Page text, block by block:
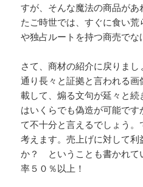
すが、そんな魔法の商品が
たご時世では、すぐに食い
や独占ルートを持つ商売でな
さて、商材の紹介に戻りま
通り長々と証拠と言われる
載して、煽る文句が延々と
はいくらでも偽造が可能で
て不十分と言えるでしょう
考えます。売上げに対して
か？ ということも書かれて
率５０％以上！